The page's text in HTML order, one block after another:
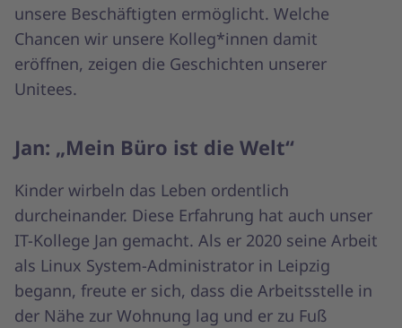
unsere Beschäftigten ermöglicht. Welche
Chancen wir unsere Kolleg*innen damit
eröffnen, zeigen die Geschichten unserer
Unitees.
Jan: „Mein Büro ist die Welt“
Kinder wirbeln das Leben ordentlich
durcheinander. Diese Erfahrung hat auch unser
IT-Kollege Jan gemacht. Als er 2020 seine Arbeit
als Linux System-Administrator in Leipzig
begann, freute er sich, dass die Arbeitsstelle in
der Nähe zur Wohnung lag und er zu Fuß